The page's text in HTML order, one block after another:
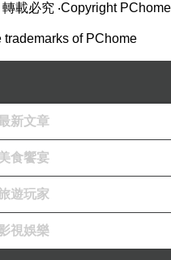
異常的事物吧？
們自己的人生。
多人憎恨理性...，想要
。
刻逃走。
美得讓理性從她的腦中
轉載必究 ‧Copyright PChome
of PChome
新文章
食饗宴
遊玩家
視娛樂